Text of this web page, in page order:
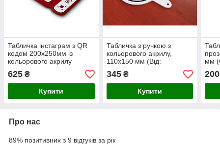
Табличка інстаграм з QR
кодом 200х250мм із
кольорового акрилу
625 ₴
Купити
Табличка з ручкою з
кольорового акрилу,
110х150 мм (Від:
Двостороння; Основа:
Акрил Білий (00000);)
345₴
Купити
мм
200
Про нас
89% позитивних з 9 відгуків за рік